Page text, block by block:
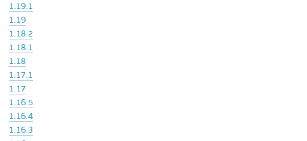
1.19.1
1.19
1.18.2
1.18.1
1.18
1.17.1
1.17
1.16.5
1.16.4
1.16.3